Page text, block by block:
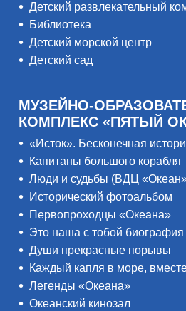
Детский развлекательный
Библиотека
Детский морской центр
Детский сад
МУЗЕЙНО-
КОМПЛЕКС «ПЯТЫЙ
«Исток». Бесконечная
Капитаны большого корабля
Люди и судьбы (ВДЦ
Исторический фотоальбом
Первопроходцы «Океана»
Это наша с тобой биография
Души прекрасные порывы
Каждый капля в море,
Легенды «Океана»
Океанский кинозал